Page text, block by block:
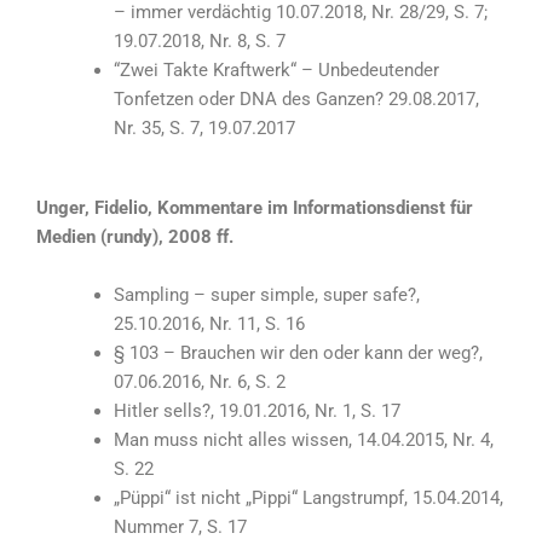
– immer verdächtig 10.07.2018, Nr. 28/29, S. 7;
19.07.2018, Nr. 8, S. 7
“Zwei Takte Kraftwerk“ – Unbedeutender
Tonfetzen oder DNA des Ganzen? 29.08.2017,
Nr. 35, S. 7, 19.07.2017
Unger, Fidelio, Kommentare im Informationsdienst für
Medien (rundy), 2008 ff.
Sampling – super simple, super safe?,
25.10.2016, Nr. 11, S. 16
§ 103 – Brauchen wir den oder kann der weg?,
07.06.2016, Nr. 6, S. 2
Hitler sells?, 19.01.2016, Nr. 1, S. 17
Man muss nicht alles wissen, 14.04.2015, Nr. 4,
S. 22
„Püppi“ ist nicht „Pippi“ Langstrumpf, 15.04.2014,
Nummer 7, S. 17